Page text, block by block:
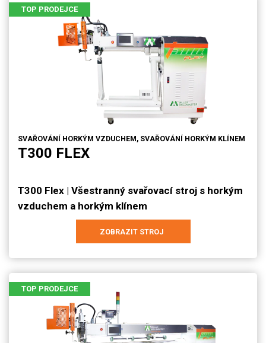
TOP PRODEJCE
SVAŘOVÁNÍ HORKÝM VZDUCHEM, SVAŘOVÁNÍ HORKÝM KLÍNEM
T300 FLEX
T300 Flex | Všestranný svařovací stroj s horkým
vzduchem a horkým klínem
ZOBRAZIT STROJ
TOP PRODEJCE